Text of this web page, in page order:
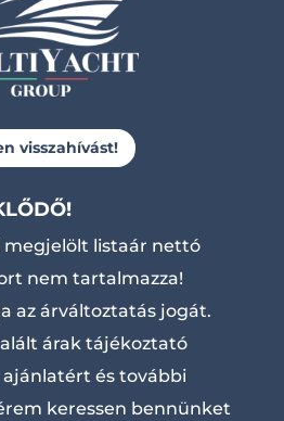
visszahívást!
megjelölt listaár nettó
nem tartalmazza!
az árváltoztatás jogát.
árak tájékoztató
és további
keressen bennünket